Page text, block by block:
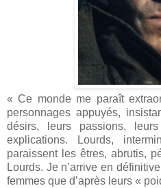
« Ce monde me paraît
personnages appuyés,
désirs, leurs passions,
explications. Lourds,
paraissent les êtres, abrutis,
Lourds. Je n’arrive en
femmes que d’après leurs «